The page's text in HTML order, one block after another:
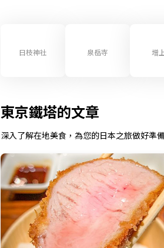
日枝神社 泉岳寺 增
東京鐵塔的文章
深入了解在地美食，為您的日本之旅做好準